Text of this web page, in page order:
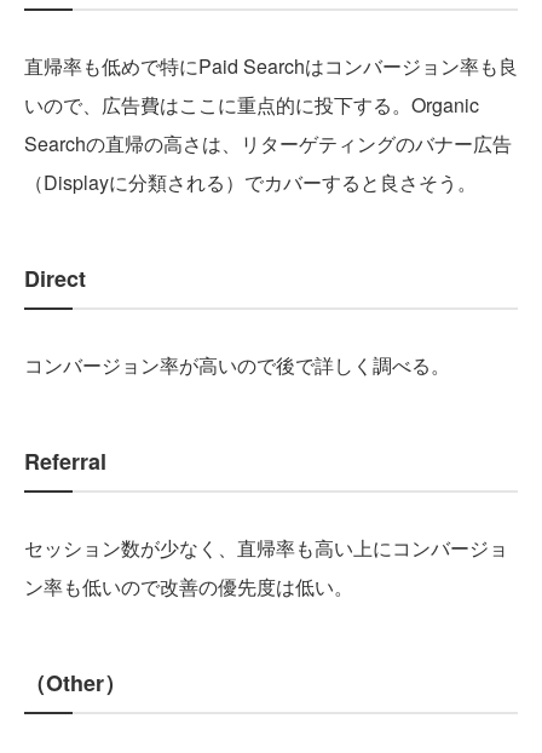
直帰率も低めで特にPaid Searchはコンバージョン率も良
いので、広告費はここに重点的に投下する。Organic
Searchの直帰の高さは、リターゲティングのバナー広告
（Displayに分類される）でカバーすると良さそう。
Direct
コンバージョン率が高いので後で詳しく調べる。
Referral
セッション数が少なく、直帰率も高い上にコンバージョ
ン率も低いので改善の優先度は低い。
（Other）